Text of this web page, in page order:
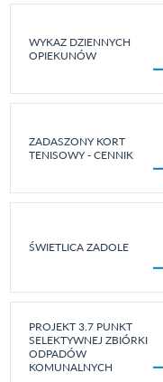
WYKAZ DZIENNYCH
OPIEKUNÓW
ZADASZONY KORT
TENISOWY - CENNIK
ŚWIETLICA ZADOLE
PROJEKT 3.7 PUNKT
SELEKTYWNEJ ZBIÓRKI
ODPADÓW
KOMUNALNYCH